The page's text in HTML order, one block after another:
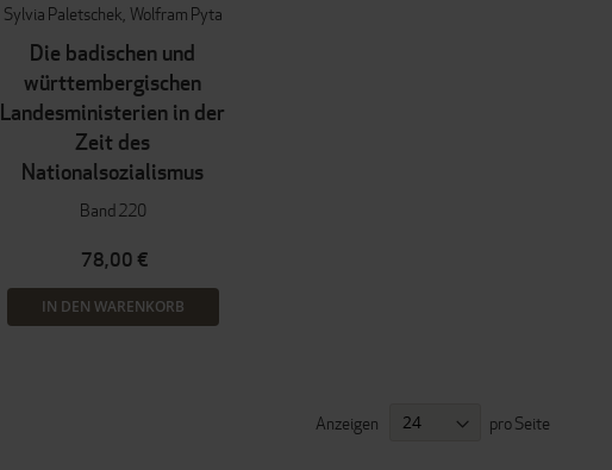
Sylvia Paletschek Wolfram Pyta
Die badischen und
württembergischen
Landesministerien in der
Zeit des
Nationalsozialismus
Band 220
78,00 €
IN DEN WARENKORB
Anzeigen pro Seite